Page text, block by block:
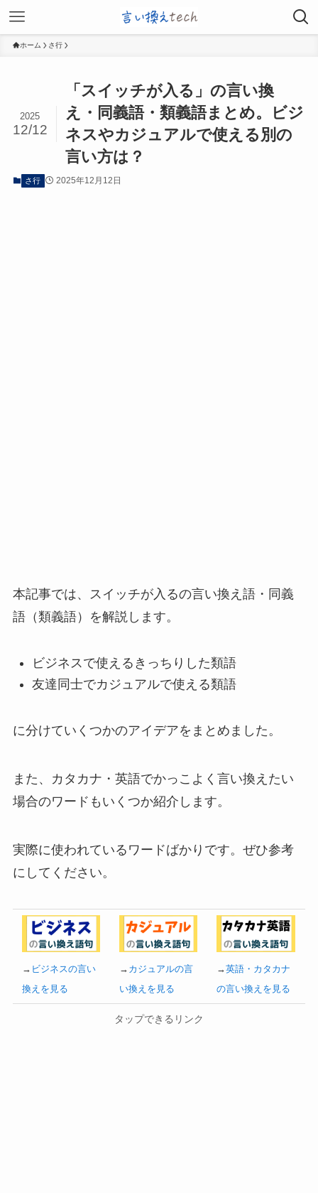
ホーム さ行
「スイッチが入る」の言い換
え・同義語・類義語まとめ。ビジ
ネスやカジュアルで使える別の
言い方は？
2025
12/12
さ行 2025年12月12日
本記事では、スイッチが入るの言い換え語・同義
語（類義語）を解説します。
ビジネスで使えるきっちりした類語
友達同士でカジュアルで使える類語
に分けていくつかのアイデアをまとめました。
また、カタカナ・英語でかっこよく言い換えたい
場合のワードもいくつか紹介します。
実際に使われているワードばかりです。ぜひ参考
にしてください。
→ ビジネスの言い
換えを見る
→ カジュアルの言
い換えを見る
→英語・カタカナ
の言い換えを見る
タップできるリンク